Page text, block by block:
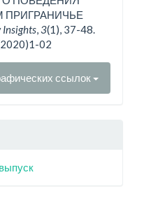
ПРИГРАНИЧЬЕ
Insights,3(1), 37-48.
02
ссылок